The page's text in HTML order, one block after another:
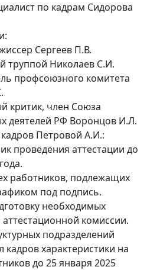
по кадрам Сидорова
Сергеев П.В.
труппой Николаев С.И.
профсоюзного комитета
критик, член Союза
деятелей РФ Воронцов И.Л.
Петровой А.И.:
проведения аттестации до
работников, подлежащих
под подпись.
необходимых
комиссии.
подразделений
кадров характеристики на
до 25 января 2025